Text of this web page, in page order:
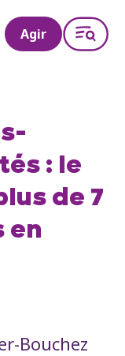
Agir
: le
de 7
en
Bouchez